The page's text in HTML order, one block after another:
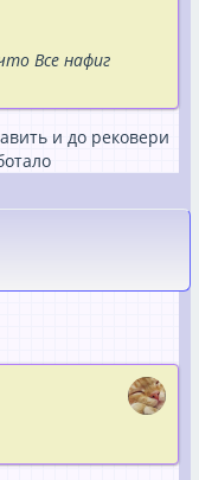
Все нафиг
и до рековери